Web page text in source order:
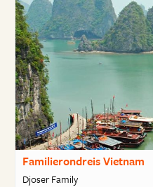
Familierondreis Vietnam
Djoser Family